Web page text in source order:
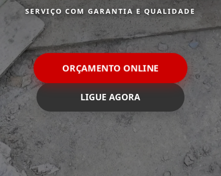
SERVIÇO COM GARANTIA E QUALIDADE
ORÇAMENTO ONLINE
LIGUE AGORA